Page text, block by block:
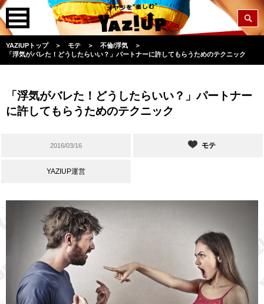
YAZIUPトップ ＞ モテ ＞ 不倫/浮気
＞
「浮気がバレた！どうしたらいい？」パートナーに許してもらうためのテクニック
「浮気がバレた！どうしたらいい？」パートナー
に許してもらうためのテクニック
2016/03/16 モテ
YAZIUP運営